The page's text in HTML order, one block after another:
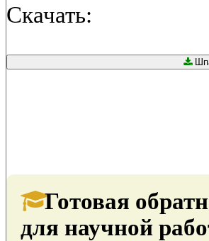
Скачать:
Готовая
для научной